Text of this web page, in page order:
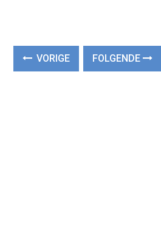
VORIGE FOLGENDE